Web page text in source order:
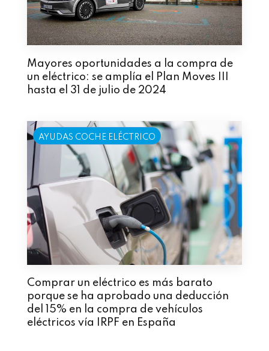
Mayores oportunidades a la compra de
un eléctrico: se amplía el Plan Moves III
hasta el 31 de julio de 2024
AYUDAS COCHE ELÉCTRICO
Comprar un eléctrico es más barato
porque se ha aprobado una deducción
del 15% en la compra de vehículos
eléctricos vía IRPF en España